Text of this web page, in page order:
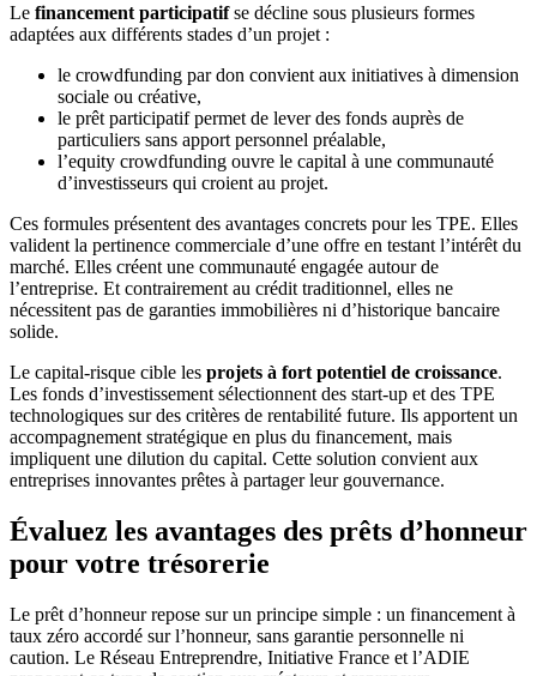
Le financement participatifse décline sous plusieurs formes
adaptées aux différents stades d’un projet :
le crowdfunding par don convient aux initiatives à dimension
sociale ou créative,
le prêt participatif permet de lever des fonds auprès de
particuliers sans apport personnel préalable,
l’equity crowdfunding ouvre le capital à une communauté
d’investisseurs qui croient au projet.
Ces formules présentent des avantages concrets pour les TPE. Elles
valident la pertinence commerciale d’une offre en testant l’intérêt du
marché. Elles créent une communauté engagée autour de
l’entreprise. Et contrairement au crédit traditionnel, elles ne
nécessitent pas de garanties immobilières ni d’historique bancaire
solide.
Le capital-risque cible les projets à fort potentiel de croissance.
Les fonds d’investissement sélectionnent des start-up et des TPE
technologiques sur des critères de rentabilité future. Ils apportent un
accompagnement stratégique en plus du financement, mais
impliquent une dilution du capital. Cette solution convient aux
entreprises innovantes prêtes à partager leur gouvernance.
Évaluez les avantages des prêts d’honneur
pour votre trésorerie
Le prêt d’honneur repose sur un principe simple : un financement à
taux zéro accordé sur l’honneur, sans garantie personnelle ni
caution. Le Réseau Entreprendre, Initiative France et l’ADIE